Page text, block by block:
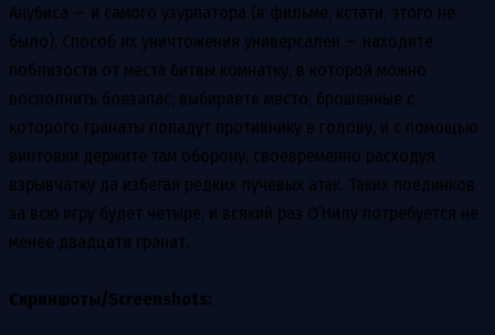
Анубиса — и самого узурпатора (в фильме, кстати, этого не
было). Способ их уничтожения универсален — находите
поблизости от места битвы комнатку, в которой можно
восполнить боезапас; выбираете место, брошенные с
которого гранаты попадут противнику в голову, и с помощью
винтовки держите там оборону, своевременно расходуя
взрывчатку да избегая редких лучевых атак. Таких поединков
за всю игру будет четыре, и всякий раз О’Нилу потребуется не
менее двадцати гранат.
Скриншоты/Screenshots: